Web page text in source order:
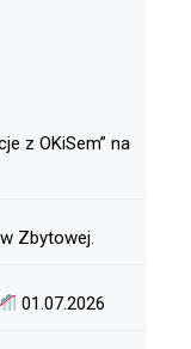
z OKiSem” na
Zbytowej.
01.07.2026